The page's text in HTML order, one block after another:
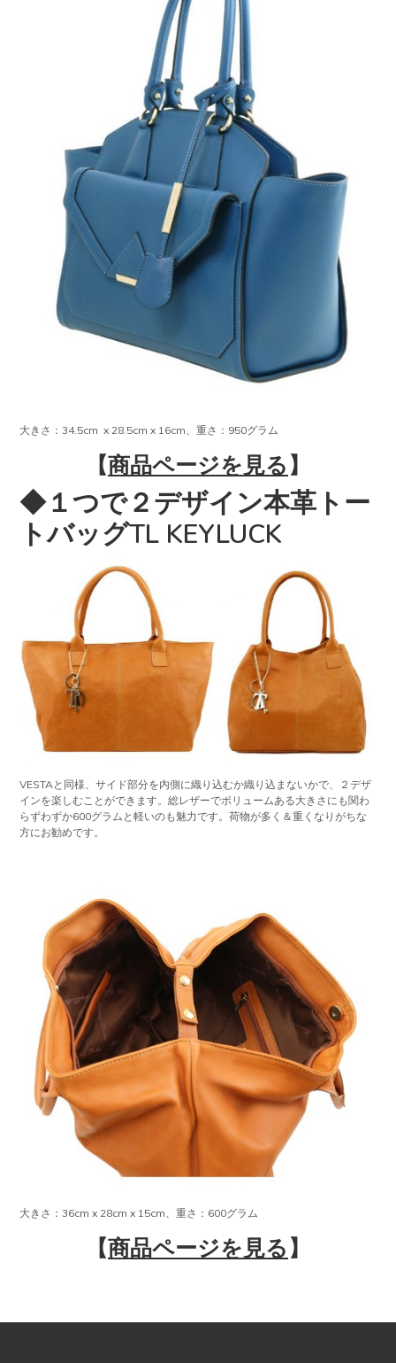
大きさ：34.5cm x 28.5cm x 16cm、重さ：950グラム
【商品ページを見る】
◆１つで２デザイン本革トー
トバッグTL KEYLUCK
VESTAと同様、サイド部分を内側に織り込むか織り込まないかで、２デザ
インを楽しむことができます。総レザーでボリュームある大きさにも関わ
らずわずか600グラムと軽いのも魅力です。荷物が多く＆重くなりがちな
方にお勧めです。
大きさ：36cm x 28cm x 15cm、重さ：600グラム
【商品ページを見る】